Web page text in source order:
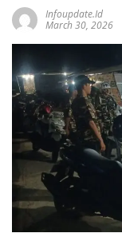
Infoupdate.id
March 30, 2026